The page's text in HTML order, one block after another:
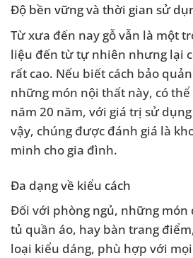
Độ bền vững và thời gian sử
Từ xưa đến nay gỗ vẫn là một
liệu đến từ tự nhiên nhưng lại
rất cao. Nếu biết cách bảo
những món nội thất này, có
năm 20 năm, với giá trị sử
vậy, chúng được đánh giá là
minh cho gia đình.
Đa dạng về kiểu cách
Đối với phòng ngủ, những món
tủ quần áo, hay bàn trang
loại kiểu dáng, phù hợp với